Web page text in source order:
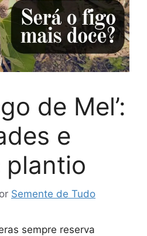
de Mel’:
e
plantio
Semente de Tudo
sempre reserva